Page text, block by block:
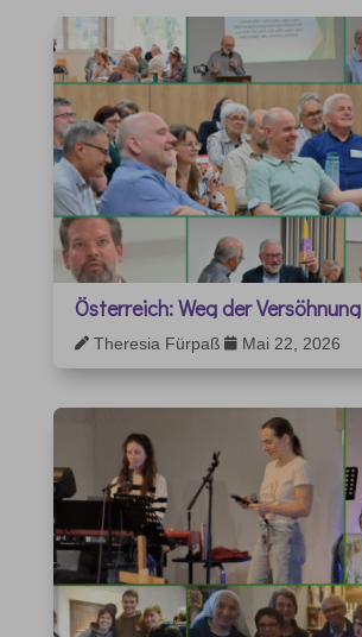
Österreich: Weg der Versöhnung
 Theresia Fürpaß  Mai 22, 2026